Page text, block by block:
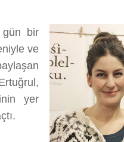
bir
ve
yer